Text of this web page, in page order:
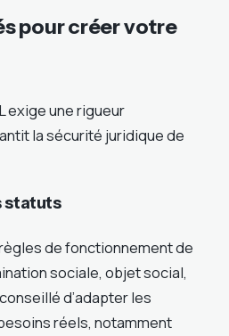
pour créer votre
exige une rigueur
la sécurité juridique de
statuts
de fonctionnement de
sociale, objet social,
d’adapter les
réels, notamment